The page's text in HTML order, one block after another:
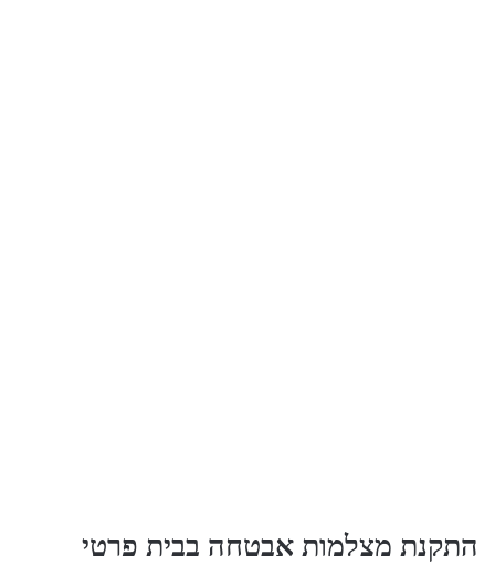
התקנת מצלמות אבטחה בבית פרטי